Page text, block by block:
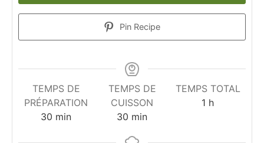
Pin Recipe
TEMPS DE
PRÉPARATION
30 minutes
min
TEMPS DE
CUISSON
30 minutes
min
TEMPS TOTAL
1 heure
h